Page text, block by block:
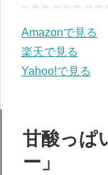
Amazonで見る
楽天で見る
Yahoo!で見る
甘酸っぱ
ー」